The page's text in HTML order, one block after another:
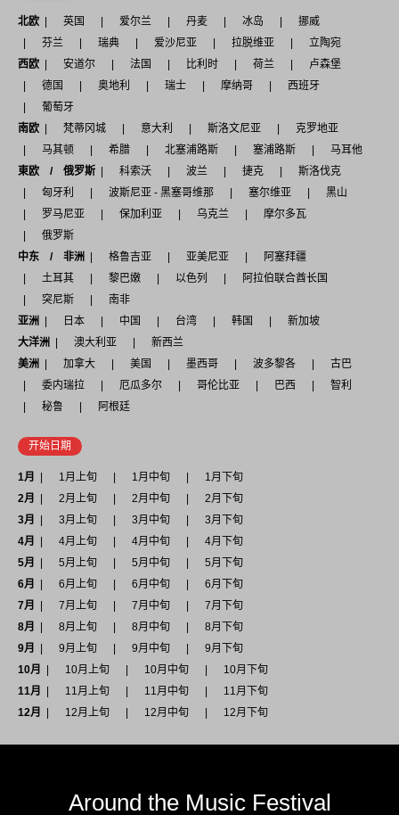
北欧 英国 爱尔兰 丹麦 冰岛
挪威
芬兰
瑞典 爱沙尼亚 拉脱维亚
立陶宛
西欧
安道尔 法国 比利时 荷兰
卢森堡
德国
奥地利 瑞士 摩纳哥
西班牙
葡萄牙
南欧
梵蒂冈城 意大利 斯洛文尼亚
克罗地亚
马其顿
希腊 北塞浦路斯 塞浦路斯
马耳他
東欧 / 俄罗斯
科索沃 波兰 捷克
斯洛伐克
匈牙利
波斯尼亚 - 黑塞哥维那 塞尔维亚
黑山
罗马尼亚
保加利亚 乌克兰
摩尔多瓦
俄罗斯
中东 / 非洲
格鲁吉亚 亚美尼亚
阿塞拜疆
土耳其
黎巴嫩 以色列
阿拉伯联合酋长国
突尼斯
南非
亚洲
日本 中国 台湾 韩国
新加坡
大洋洲
澳大利亚
新西兰
美洲
加拿大 美国 墨西哥 波多黎各
古巴
委内瑞拉
厄瓜多尔 哥伦比亚 巴西
智利
秘鲁
阿根廷
开始日期
1月 1月上旬 1月中旬
1月下旬
2月
2月上旬 2月中旬
2月下旬
3月
3月上旬 3月中旬
3月下旬
4月
4月上旬 4月中旬
4月下旬
5月
5月上旬 5月中旬
5月下旬
6月
6月上旬 6月中旬
6月下旬
7月
7月上旬 7月中旬
7月下旬
8月
8月上旬 8月中旬
8月下旬
9月
9月上旬 9月中旬
9月下旬
10月
10月上旬 10月中旬
10月下旬
11月
11月上旬 11月中旬
11月下旬
12月
12月上旬 12月中旬 12月下旬
Around the Music Festival